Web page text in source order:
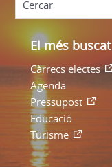
El més buscat
Càrrecs electes
Agenda
Pressupost
Educació
Turisme